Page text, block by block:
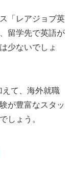
「レアジョブ英
留学先で英語が
少ないでしょ
えて、海外就職
が豊富なスタッ
しょう。